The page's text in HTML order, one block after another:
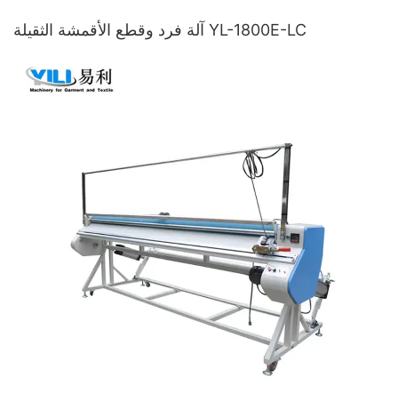
آلة فرد وقطع الأقمشة الثقيلة YL-1800E-LC